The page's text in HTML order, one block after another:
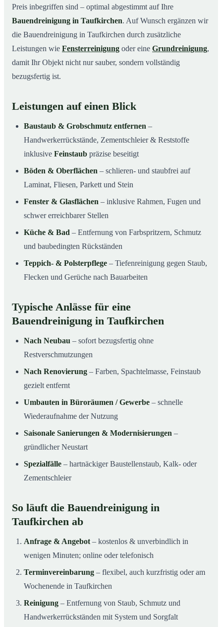
Preis inbegriffen sind – optimal abgestimmt auf Ihre
Bauendreinigung in Taufkirchen. Auf Wunsch ergänzen wir
die Bauendreinigung in Taufkirchen durch zusätzliche
Leistungen wie Fensterreinigung oder eine Grundreinigung,
damit Ihr Objekt nicht nur sauber, sondern vollständig
bezugsfertig ist.
Leistungen auf einen Blick
Baustaub & Grobschmutz entfernen –
Handwerkerrückstände, Zementschleier & Reststoffe
inklusive Feinstaub präzise beseitigt
Böden & Oberflächen – schlieren- und staubfrei auf
Laminat, Fliesen, Parkett und Stein
Fenster & Glasflächen – inklusive Rahmen, Fugen und
schwer erreichbarer Stellen
Küche & Bad – Entfernung von Farbspritzern, Schmutz
und baubedingten Rückständen
Teppich- & Polsterpflege – Tiefenreinigung gegen Staub,
Flecken und Gerüche nach Bauarbeiten
Typische Anlässe für eine
Bauendreinigung in Taufkirchen
Nach Neubau – sofort bezugsfertig ohne
Restverschmutzungen
Nach Renovierung – Farben, Spachtelmasse, Feinstaub
gezielt entfernt
Umbauten in Büroräumen / Gewerbe – schnelle
Wiederaufnahme der Nutzung
Saisonale Sanierungen & Modernisierungen –
gründlicher Neustart
Spezialfälle – hartnäckiger Baustellenstaub, Kalk- oder
Zementschleier
So läuft die Bauendreinigung in
Taufkirchen ab
Anfrage & Angebot – kostenlos & unverbindlich in
wenigen Minuten; online oder telefonisch
Terminvereinbarung – flexibel, auch kurzfristig oder am
Wochenende in Taufkirchen
Reinigung – Entfernung von Staub, Schmutz und
Handwerkerrückständen mit System und Sorgfalt